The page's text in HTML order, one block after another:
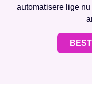
automatisere lige